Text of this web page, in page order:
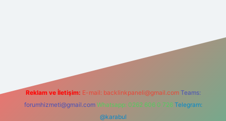
Reklam ve İletişim: E-mail: backlinkpaneli@gmail.com Teams:
forumhizmeti@gmail.com Whatsapp: 0262 606 0 726 Telegram:
@karabul